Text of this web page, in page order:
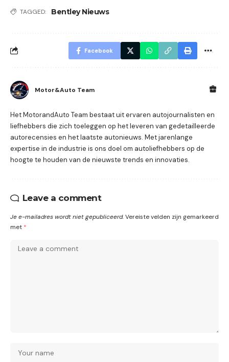
TAGGED: Bentley Nieuws
Facebook
Motor&Auto Team
Het MotorandAuto Team bestaat uit ervaren autojournalisten en
liefhebbers die zich toeleggen op het leveren van gedetailleerde
autorecensies en het laatste autonieuws. Met jarenlange
expertise in de industrie is ons doel om autoliefhebbers op de
hoogte te houden van de nieuwste trends en innovaties.
Leave a comment
Je e-mailadres wordt niet gepubliceerd.Vereiste velden zijn gemarkeerd
met *